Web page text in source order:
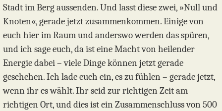
Stadt im Berg aussenden. Und lasst diese zwei, »Null und
Knoten«, gerade jetzt zusammenkommen. Einige von
euch hier im Raum und anderswo werden das spüren,
und ich sage euch, da ist eine Macht von heilender
Energie dabei – viele Dinge können jetzt gerade
geschehen. Ich lade euch ein, es zu fühlen – gerade jetzt,
wenn ihr es wählt. Ihr seid zur richtigen Zeit am
richtigen Ort, und dies ist ein Zusammenschluss von 500